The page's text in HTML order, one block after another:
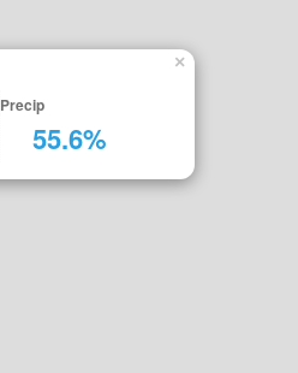
Precip
55.6%
×